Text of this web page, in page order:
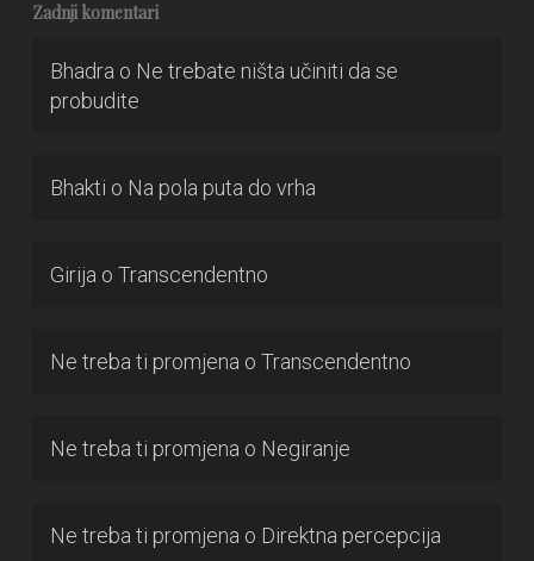
Zadnji komentari
Bhadra o Ne trebate ništa učiniti da se
probudite
Bhakti o Na pola puta do vrha
Girija o Transcendentno
Ne treba ti promjena o Transcendentno
Ne treba ti promjena o Negiranje
Ne treba ti promjena o Direktna percepcija